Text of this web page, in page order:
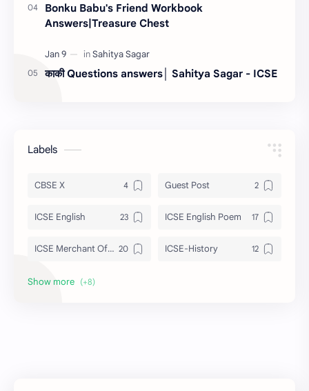
Bonku Babu's Friend Workbook
Answers|Treasure Chest
काकी Questions answers│ Sahitya Sagar - ICSE
Labels
CBSE X Guest Post
ICSE English ICSE English Poem
ICSE Merchant Of Venice ICSE-History
ISC Tempest